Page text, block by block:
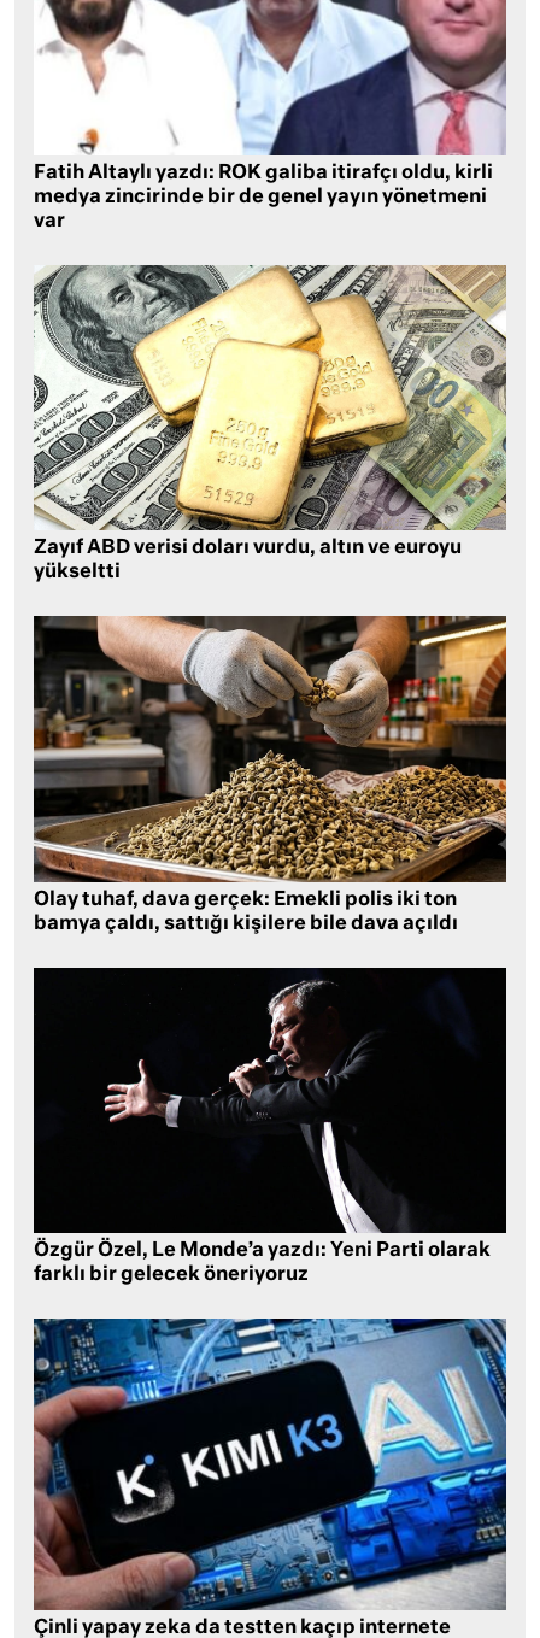
Fatih Altaylı yazdı: ROK galiba itirafçı oldu, kirli
medya zincirinde bir de genel yayın yönetmeni
var
Zayıf ABD verisi doları vurdu, altın ve euroyu
yükseltti
Olay tuhaf, dava gerçek: Emekli polis iki ton
bamya çaldı, sattığı kişilere bile dava açıldı
Özgür Özel, Le Monde’a yazdı: Yeni Parti olarak
farklı bir gelecek öneriyoruz
Çinli yapay zeka da testten kaçıp internete